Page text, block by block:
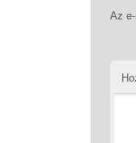
Az